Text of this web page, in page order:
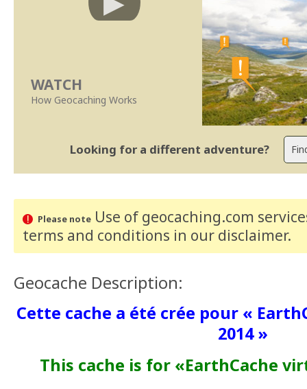
WATCH
How Geocaching Works
Looking for a different adventure?
Please noteUse of geocaching.com
terms and conditions in our disclaimer.
Geocache Description:
Cette cache a été crée pour «
2014 »
This cache is for «EarthCache